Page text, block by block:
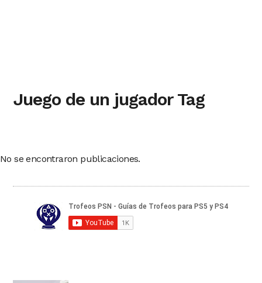
Juego de un jugador Tag
No se encontraron publicaciones.